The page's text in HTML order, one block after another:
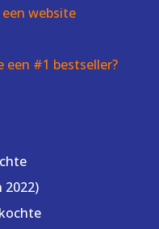
website
een #1 bestseller?
2022)